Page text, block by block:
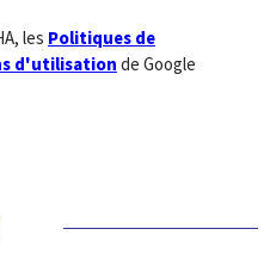
les Politiques de
d'utilisationde Google